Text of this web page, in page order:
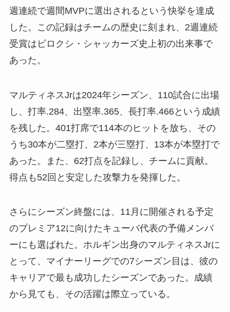
週連続で週間MVPに選出されるという快挙を達成
した。この記録はチームの歴史に刻まれ、2週連続
受賞はビロクシ・シャッカーズ史上初の出来事で
あった。
マルティネスJrは2024年シーズン、110試合に出場
し、打率.284、出塁率.365、長打率.466という成績
を残した。401打席で114本のヒットを放ち、その
うち30本が二塁打、2本が三塁打、13本が本塁打で
あった。また、62打点を記録し、チームに貢献。
得点も52回と安定した攻撃力を発揮した。
さらにシーズン終盤には、11月に開催される予定
のプレミア12に向けたキューバ代表の予備メンバ
ーにも選ばれた。ホルギン出身のマルティネスJrに
とって、マイナーリーグでの7シーズン目は、彼の
キャリアで最も成功したシーズンであった。成績
から見ても、その活躍は際立っている。